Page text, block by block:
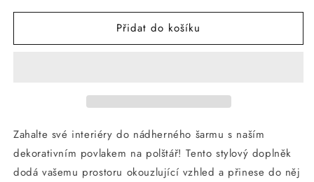
s
jádrem
povlak
Námořnická
*
8
s
jádrem
Přidat do košíku
Zahalte své interiéry do nádherného šarmu s naším
dekorativním povlakem na polštář! Tento stylový doplněk
dodá vašemu prostoru okouzlující vzhled a přinese do něj